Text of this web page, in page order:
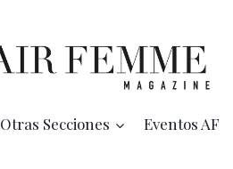
Otras Secciones Eventos AF